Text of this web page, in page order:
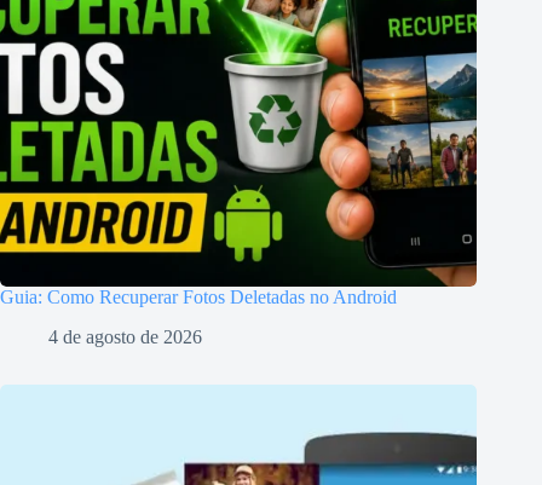
Guia: Como Recuperar Fotos Deletadas no Android
4 de agosto de 2026